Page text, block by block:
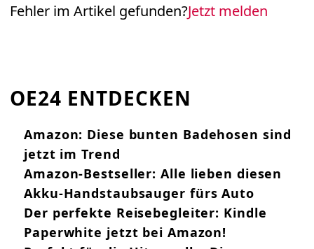
Fehler im Artikel gefunden?Jetzt melden
OE24 ENTDECKEN
Amazon: Diese bunten Badehosen sind
jetzt im Trend
Amazon-Bestseller: Alle lieben diesen
Akku-Handstaubsauger fürs Auto
Der perfekte Reisebegleiter: Kindle
Paperwhite jetzt bei Amazon!